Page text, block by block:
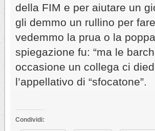
della FIM e per aiutare un
gli demmo un rullino per
vedemmo la prua o la
spiegazione fu: “ma le
occasione un collega ci
l’appellativo di “sfocatone”.
Condividi: